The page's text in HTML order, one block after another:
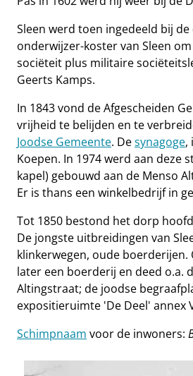
Sleen werd toen ingedeeld bij
onderwijzer-koster van Sleen
sociëteit plus militaire
Geerts Kamps.
In 1843 vond de Afgescheiden
vrijheid te belijden en te
Joodse Gemeente. Desynagoge,
Koepen. In 1974 werd aan deze
kapel) gebouwd aan de Menso
Er is thans een winkelbedrijf in
Tot 1850 bestond het dorp
De jongste uitbreidingen van
klinkerwegen, oude boerderijen.
later een boerderij en deed o.a.
Altingstraat; de joodse
expositieruimte 'De Deel' annex
Schimpnaam voor de inwoners: